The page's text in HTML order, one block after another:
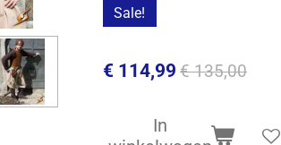
Sale!
€ 114,99 € 135,00
In